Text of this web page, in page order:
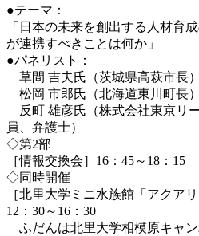
●テーマ：
「日本の未来を創出する人材育
が連携すべきことは何か」
●パネリスト：
草間 吉夫氏（茨城県高萩市長）
松岡 市郎氏（北海道東川町長）
反町 雄彦氏（株式会社東京リ
員、弁護士）
◇第2部
［情報交換会］16：45～18：15
◇同時開催
［北里大学ミニ水族館「アクア
12：30～16：30
ふだんは北里大学相模原キャ